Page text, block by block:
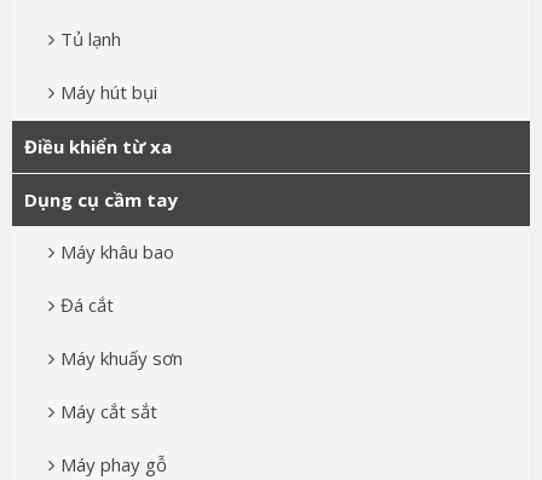
Tủ lạnh
Máy hút bụi
Điều khiển từ xa
Dụng cụ cầm tay
Máy khâu bao
Đá cắt
Máy khuấy sơn
Máy cắt sắt
Máy phay gỗ